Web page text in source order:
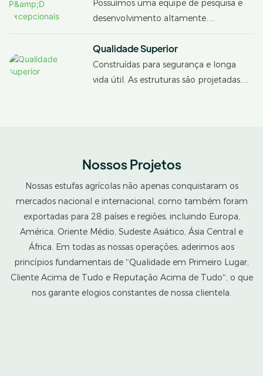
razoáveis ​​e precisos.
Possuímos uma equipe de pesquisa e
desenvolvimento altamente
técnico qualificado, e já obtivemos
quase 30 certificados de patentes para
tecnologias de estufa.
Qualidade Superior
Construídas para segurança e longa
vida útil. As estruturas são projetadas
Nossos Projetos
Nossas estufas agrícolas não apenas conquistaram os
mercados nacional e internacional, como também foram
exportadas para 28 países e regiões, incluindo Europa,
América, Oriente Médio, Sudeste Asiático, Ásia Central e
África. Em todas as nossas operações, aderimos aos
princípios fundamentais de "Qualidade em Primeiro Lugar,
Cliente Acima de Tudo e Reputação Acima de Tudo", o que
nos garante elogios constantes de nossa clientela.